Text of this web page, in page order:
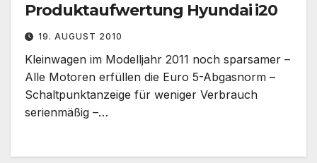
Produktaufwertung Hyundai i20
19. AUGUST 2010
Kleinwagen im Modelljahr 2011 noch sparsamer –
Alle Motoren erfüllen die Euro 5-Abgasnorm –
Schaltpunktanzeige für weniger Verbrauch
serienmäßig –…